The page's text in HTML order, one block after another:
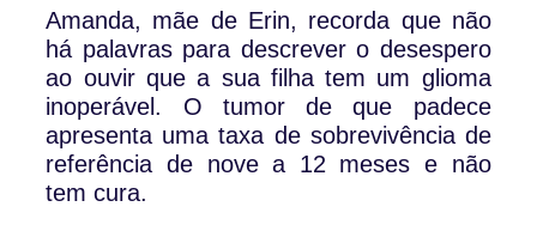
Amanda, mãe de Erin, recorda que não
há palavras para descrever o desespero
ao ouvir que a sua filha tem um glioma
inoperável. O tumor de que padece
apresenta uma taxa de sobrevivência de
referência de nove a 12 meses e não
tem cura.